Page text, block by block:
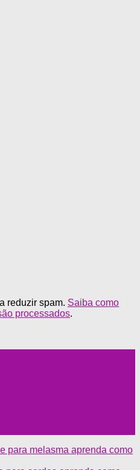
reduzir spam. Saiba como
processados.
para melasma aprenda como